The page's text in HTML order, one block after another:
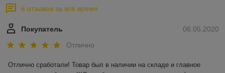
6 отзывов за всё время
06.05.2020
Покупатель
Отлично
Отлично сработали! Товар был в наличии на складе и главное